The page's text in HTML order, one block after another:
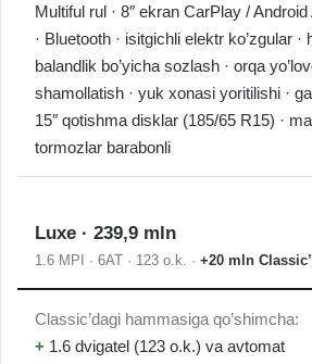
Multiful rul · 8″ ekran CarPlay /
· Bluetooth · isitgichli elektr ko’zgular ·
balandlik bo’yicha sozlash · orqa
shamollatish · yuk xonasi yoritilishi ·
15″ qotishma disklar (185/65 R15) ·
tormozlar barabonli
Luxe · 239,9 mln
1.6 MPI · 6AT · 123 o.k. · +20 mln
Classic’dagi hammasiga qo’shimcha:
+ 1.6 dvigatel (123 o.k.) va avtomat